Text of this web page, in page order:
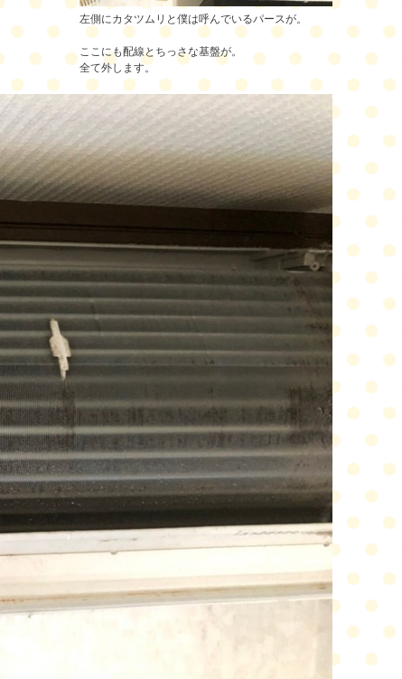
左側にカタツムリと僕は呼んでいるパースが。
ここにも配線とちっさな基盤が。
全て外します。